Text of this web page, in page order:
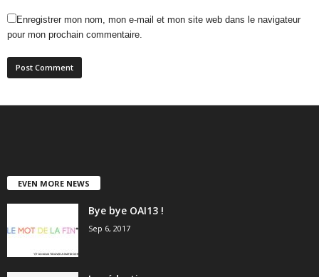
Enregistrer mon nom, mon e-mail et mon site web dans le navigateur
pour mon prochain commentaire.
EVEN MORE NEWS
Bye bye OAI13 !
Sep 6, 2017